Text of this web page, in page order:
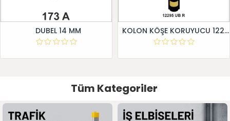
DUBEL 14 MM KOLON KÖŞE KORUYUCU 12295 UB R
Tüm Kategoriler